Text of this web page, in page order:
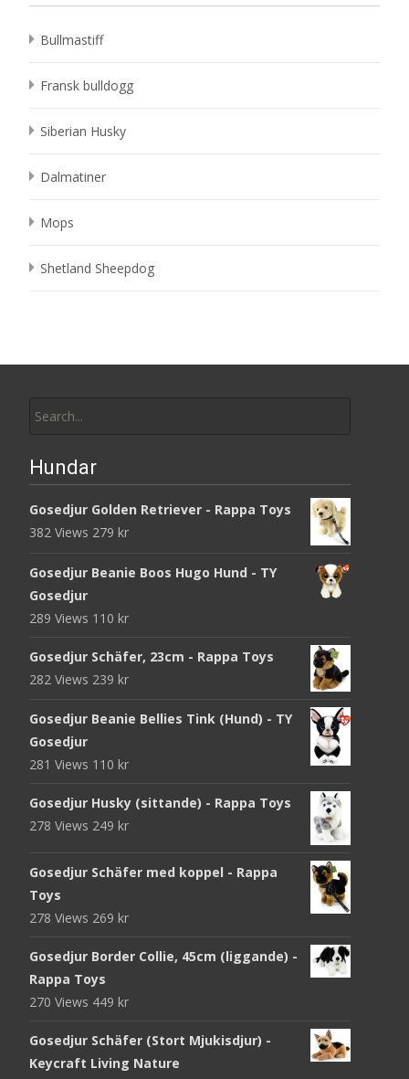
Bullmastiff
Fransk bulldogg
Siberian Husky
Dalmatiner
Mops
Shetland Sheepdog
for:
Hundar
Gosedjur Golden Retriever - Rappa Toys
382 Views 279 kr
Gosedjur Beanie Boos Hugo Hund - TY
Gosedjur
289 Views 110 kr
Gosedjur Schäfer, 23cm - Rappa Toys
282 Views 239 kr
Gosedjur Beanie Bellies Tink (Hund) - TY
Gosedjur
281 Views 110 kr
Gosedjur Husky (sittande) - Rappa Toys
278 Views 249 kr
Gosedjur Schäfer med koppel - Rappa
Toys
278 Views 269 kr
Gosedjur Border Collie, 45cm (liggande) -
Rappa Toys
270 Views 449 kr
Gosedjur Schäfer (Stort Mjukisdjur) -
Keycraft Living Nature